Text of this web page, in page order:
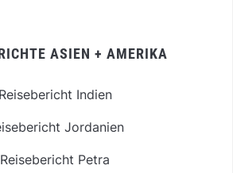
ASIEN + AMERIKA
Reisebericht Indien
Jordanien
Reisebericht Petra